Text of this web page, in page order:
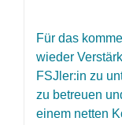
Für das
wieder
FSJler:in zu
zu betreuen
einem netten